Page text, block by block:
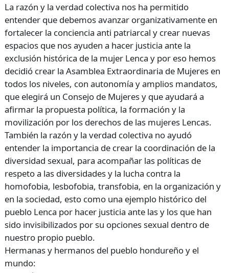
La razón y la verdad colectiva nos ha permitido
entender que debemos avanzar organizativamente en
fortalecer la conciencia anti patriarcal y crear nuevas
espacios que nos ayuden a hacer justicia ante la
exclusión histórica de la mujer Lenca y por eso hemos
decidió crear la Asamblea Extraordinaria de Mujeres en
todos los niveles, con autonomía y amplios mandatos,
que elegirá un Consejo de Mujeres y que ayudará a
afirmar la propuesta política, la formación y la
movilización por los derechos de las mujeres Lencas.
También la razón y la verdad colectiva no ayudó
entender la importancia de crear la coordinación de la
diversidad sexual, para acompañar las políticas de
respeto a las diversidades y la lucha contra la
homofobia, lesbofobia, transfobia, en la organización y
en la sociedad, esto como una ejemplo histórico del
pueblo Lenca por hacer justicia ante las y los que han
sido invisibilizados por su opciones sexual dentro de
nuestro propio pueblo.
Hermanas y hermanos del pueblo hondureño y el
mundo: